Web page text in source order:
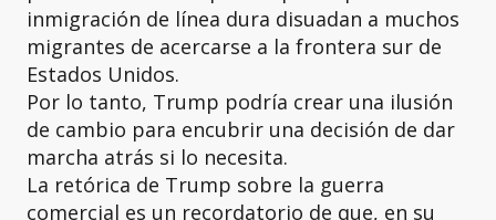
inmigración de línea dura disuadan a muchos
migrantes de acercarse a la frontera sur de
Estados Unidos.
Por lo tanto, Trump podría crear una ilusión
de cambio para encubrir una decisión de dar
marcha atrás si lo necesita.
La retórica de Trump sobre la guerra
comercial es un recordatorio de que, en su